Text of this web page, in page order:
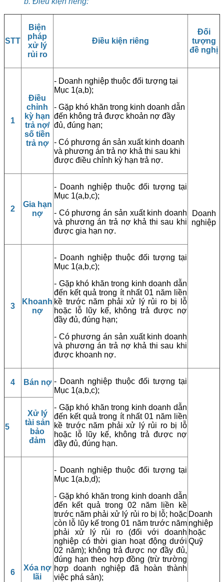
STT
Biện
pháp
xử lý
rủi ro
Điều kiện riêng
Đối
tượng
đề nghị
1
Điều
chỉnh
kỳ hạn
trả nợ/
số tiền
trả nợ
- Doanh nghiệp thuộc đối tượng tại
Mục 1(a,b);
- Gặp khó khăn trong kinh doanh dẫn
đến không trả được khoản nợ đầy
đủ, đúng hạn;
- Có phương án sản xuất kinh doanh
và phương án trả nợ khả thi sau khi
được điều chỉnh kỳ hạn trả nợ.
Doanh
nghiệp
2
Gia hạn
nợ
- Doanh nghiệp thuộc đối tượng tại
Mục 1(a,b,c);
- Có phương án sản xuất kinh doanh
và phương án trả nợ khả thi sau khi
được gia hạn nợ.
3
Khoanh
nợ
- Doanh nghiệp thuộc đối tượng tại
Mục 1(a,b,c);
- Gặp khó khăn trong kinh doanh dẫn
đến kết quả trong ít nhất 01 năm liền
kề trước năm phải xử lý rủi ro bị lỗ
hoặc lỗ lũy kế, không trả được nợ
đầy đủ, đúng hạn;
- Có phương án sản xuất kinh doanh
và phương án trả nợ khả thi sau khi
được khoanh nợ.
4 Bán nợ - Doanh nghiệp thuộc đối tượng tại
Mục 1(a,b,c);
- Gặp khó khăn trong kinh doanh dẫn
đến kết quả trong ít nhất 01 năm liền
kề trước năm phải xử lý rủi ro bị lỗ
hoặc lỗ lũy kế, không trả được nợ
đầy đủ, đúng hạn.
Doanh
nghiệp
hoặc
Quỹ
5
Xử lý
tài sản
bảo
đảm
6
Xóa nợ
lãi
- Doanh nghiệp thuộc đối tượng tại
Mục 1(a,b,d);
- Gặp khó khăn trong kinh doanh dẫn
đến kết quả trong 02 năm liền kề
trước năm phải xử lý rủi ro bị lỗ; hoặc
còn lỗ lũy kế trong 01 năm trước năm
phải xử lý rủi ro (đối với doanh
nghiệp có thời gian hoạt động dưới
02 năm); không trả được nợ đầy đủ,
đúng hạn theo hợp đồng (trừ trường
hợp doanh nghiệp đã hoàn thành
việc phá sản);